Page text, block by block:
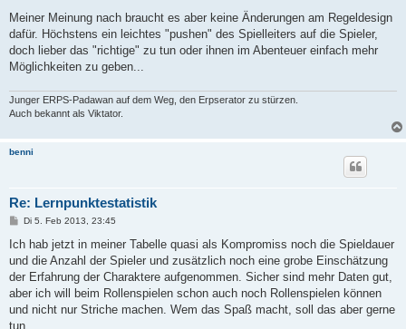
Meiner Meinung nach braucht es aber keine Änderungen am Regeldesign
dafür. Höchstens ein leichtes "pushen" des Spielleiters auf die Spieler,
doch lieber das "richtige" zu tun oder ihnen im Abenteuer einfach mehr
Möglichkeiten zu geben...
Junger ERPS-Padawan auf dem Weg, den Erpserator zu stürzen.
Auch bekannt als Viktator.
benni
Re: Lernpunktestatistik
B
i
r
a
Di 5. Feb 2013, 23:45
Ich hab jetzt in meiner Tabelle quasi als Kompromiss noch die Spieldauer
und die Anzahl der Spieler und zusätzlich noch eine grobe Einschätzung
der Erfahrung der Charaktere aufgenommen. Sicher sind mehr Daten gut,
aber ich will beim Rollenspielen schon auch noch Rollenspielen können
und nicht nur Striche machen. Wem das Spaß macht, soll das aber gerne
tun.